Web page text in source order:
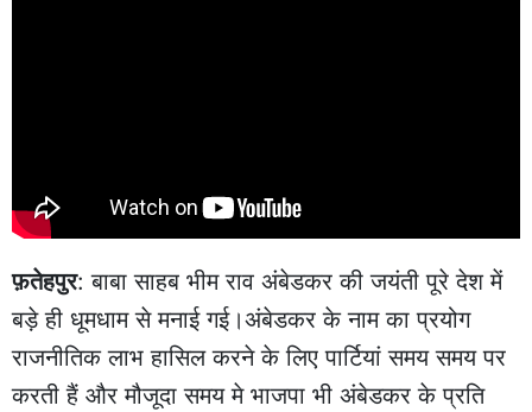
फ़तेहपुर: बाबा साहब भीम राव अंबेडकर की जयंती पूरे देश में
बड़े ही धूमधाम से मनाई गई।अंबेडकर के नाम का प्रयोग
राजनीतिक लाभ हासिल करने के लिए पार्टियां समय समय पर
करती हैं और मौजूदा समय मे भाजपा भी अंबेडकर के प्रति